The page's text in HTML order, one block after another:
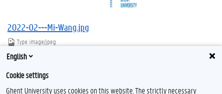
2022-02---Mi-Wang.jpg
Type image/jpeg
Bestandsgrootte
Download
English
Cookie settings
Ghent University uses cookies on this website. The strictly necessary